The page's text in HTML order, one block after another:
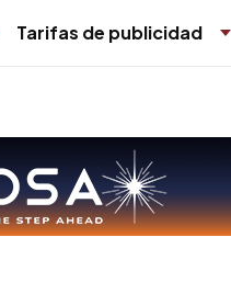
Tarifas de publicidad